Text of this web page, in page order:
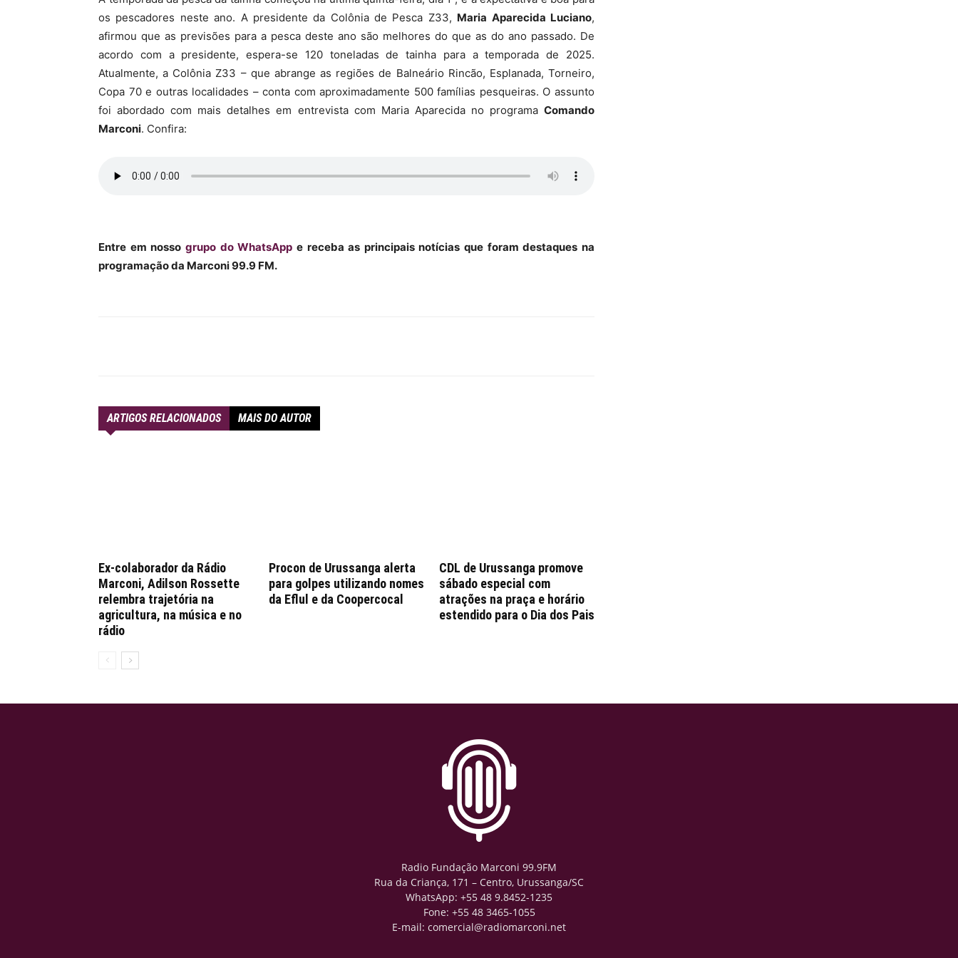
MHZ
os pescadores neste ano. A presidente da Colônia de Pesca Z33, Maria Aparecida Luciano,
afirmou que as previsões para a pesca deste ano são melhores do que as do ano passado. De
acordo com a presidente, espera-se 120 toneladas de tainha para a temporada de 2025.
Atualmente, a Colônia Z33 – que abrange as regiões de Balneário Rincão, Esplanada, Torneiro,
Copa 70 e outras localidades – conta com aproximadamente 500 famílias pesqueiras. O assunto
foi abordado com mais detalhes em entrevista com Maria Aparecida no programa Comando
Marconi. Confira:
Entre em nosso grupo do WhatsApp e receba as principais notícias que foram destaques na
programação da Marconi 99.9 FM.
ARTIGOS RELACIONADOS MAIS DO AUTOR
Ex-colaborador da Rádio
Marconi, Adilson Rossette
relembra trajetória na
agricultura, na música e no
rádio
Procon de Urussanga alerta
para golpes utilizando nomes
da Eflul e da Coopercocal
CDL de Urussanga promove
sábado especial com
atrações na praça e horário
estendido para o Dia dos Pais
Radio Fundação Marconi 99.9FM
Rua da Criança, 171 – Centro, Urussanga/SC
WhatsApp: +55 48 9.8452-1235
Fone: +55 48 3465-1055
E-mail: comercial@radiomarconi.net